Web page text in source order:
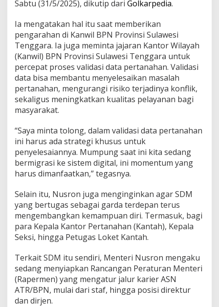
g
i
—
H
a
r
u
s
S
g
a
D
a
t
a
i
Sabtu (31/5/2025), dikutip dari Golkarpedia.
Ia mengatakan hal itu saat memberikan
pengarahan di Kanwil BPN Provinsi Sulawesi
Tenggara. Ia juga meminta jajaran Kantor Wilayah
(Kanwil) BPN Provinsi Sulawesi Tenggara untuk
percepat proses validasi data pertanahan. Validasi
data bisa membantu menyelesaikan masalah
pertanahan, mengurangi risiko terjadinya konflik,
sekaligus meningkatkan kualitas pelayanan bagi
masyarakat.
“Saya minta tolong, dalam validasi data pertanahan
ini harus ada strategi khusus untuk
penyelesaiannya. Mumpung saat ini kita sedang
bermigrasi ke sistem digital, ini momentum yang
harus dimanfaatkan,” tegasnya.
Selain itu, Nusron juga menginginkan agar SDM
yang bertugas sebagai garda terdepan terus
mengembangkan kemampuan diri. Termasuk, bagi
para Kepala Kantor Pertanahan (Kantah), Kepala
Seksi, hingga Petugas Loket Kantah.
Terkait SDM itu sendiri, Menteri Nusron mengaku
sedang menyiapkan Rancangan Peraturan Menteri
(Rapermen) yang mengatur jalur karier ASN
ATR/BPN, mulai dari staf, hingga posisi direktur
dan dirjen.